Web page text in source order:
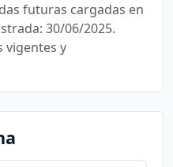
futuras cargadas en
30/06/2025.
vigentes y